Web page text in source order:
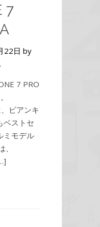
7
22日 by
.
7 PRO
ビアンキ
ベストセ
ミモデル